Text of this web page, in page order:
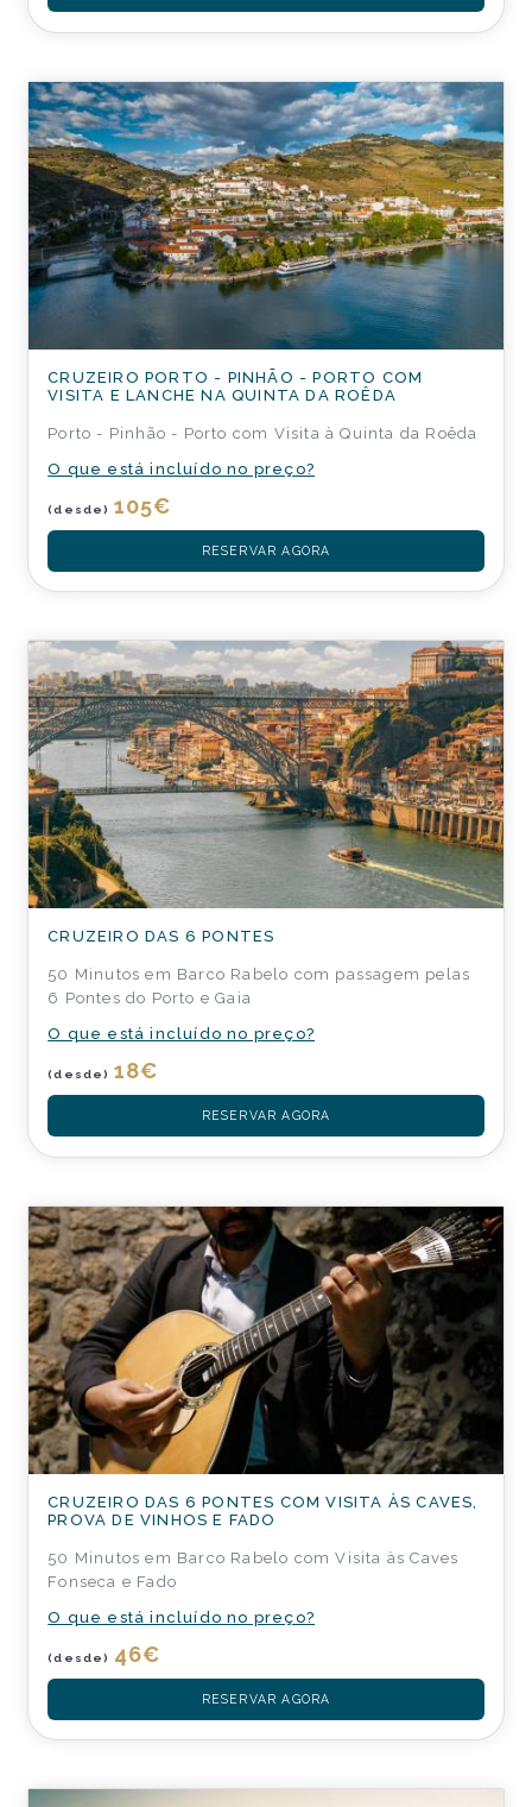
CRUZEIRO PORTO - PINHÃO - PORTO COM
VISITA E LANCHE NA QUINTA DA ROÊDA
Porto - Pinhão - Porto com Visita à Quinta da Roêda
O que está incluído no preço?
(desde) 105€
RESERVAR AGORA
CRUZEIRO DAS 6 PONTES
50 Minutos em Barco Rabelo com passagem pelas
6 Pontes do Porto e Gaia
O que está incluído no preço?
(desde) 18€
RESERVAR AGORA
CRUZEIRO DAS 6 PONTES COM VISITA ÀS CAVES,
PROVA DE VINHOS E FADO
50 Minutos em Barco Rabelo com Visita às Caves
Fonseca e Fado
O que está incluído no preço?
(desde) 46€
RESERVAR AGORA